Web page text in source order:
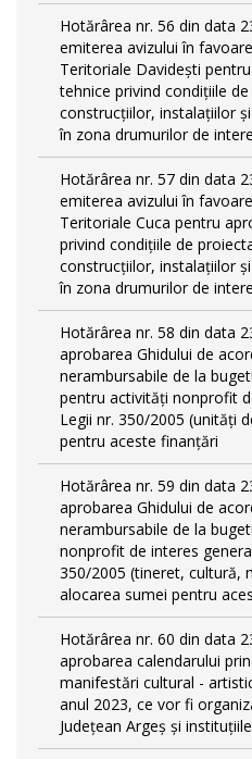
Hotărârea nr. 56 din data
emiterea avizului în
Teritoriale Davidești
tehnice privind condiţiile
construcţiilor, instalaţiilor
în zona drumurilor de
Hotărârea nr. 57 din data
emiterea avizului în
Teritoriale Cuca pentru
privind condiţiile de
construcţiilor, instalaţiilor
în zona drumurilor de
Hotărârea nr. 58 din data
aprobarea Ghidului de
nerambursabile de la
pentru activităţi nonprofit
Legii nr. 350/2005 (unități
pentru aceste finanțări
Hotărârea nr. 59 din data
aprobarea Ghidului de
nerambursabile de la
nonprofit de interes
350/2005 (tineret, cultură,
alocarea sumei pentru
Hotărârea nr. 60 din data
aprobarea calendarului
manifestări cultural -
anul 2023, ce vor fi
Judeţean Argeş şi